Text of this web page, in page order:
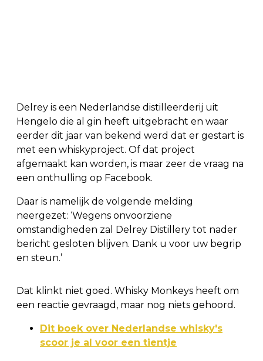
Delrey is een Nederlandse distilleerderij uit
Hengelo die al gin heeft uitgebracht en waar
eerder dit jaar van bekend werd dat er gestart is
met een whiskyproject. Of dat project
afgemaakt kan worden, is maar zeer de vraag na
een onthulling op Facebook.
Daar is namelijk de volgende melding
neergezet: ‘Wegens onvoorziene
omstandigheden zal Delrey Distillery tot nader
bericht gesloten blijven. Dank u voor uw begrip
en steun.’
Dat klinkt niet goed. Whisky Monkeys heeft om
een reactie gevraagd, maar nog niets gehoord.
Dit boek over Nederlandse whisky's
scoor je al voor een tientje